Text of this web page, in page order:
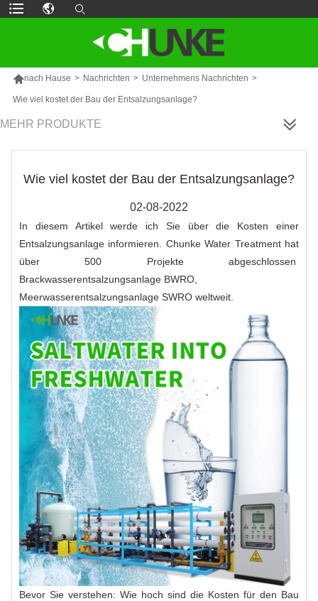
nach Hause > Nachrichten > Unternehmens Nachrichten >
Wie viel kostet der Bau der Entsalzungsanlage?
MEHR PRODUKTE
Wie viel kostet der Bau der Entsalzungsanlage?
02-08-2022
In diesem Artikel werde ich Sie über die Kosten einer
Entsalzungsanlage informieren. Chunke Water Treatment hat
über 500 Projekte abgeschlossen
Brackwasserentsalzungsanlage BWRO
Meerwasserentsalzungsanlage SWRO weltweit.
Bevor Sie verstehen: Wie hoch sind die Kosten für den Bau